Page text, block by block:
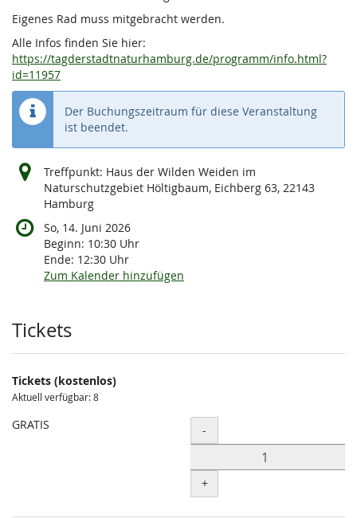
Eigenes Rad muss mitgebracht werden.
Alle Infos finden Sie hier:
https://tagderstadtnaturhamburg.de/programm/info.html?
id=11957
Der Buchungszeitraum für diese Veranstaltung
ist beendet.
Treffpunkt: Haus der Wilden Weiden im
Naturschutzgebiet Höltigbaum, Eichberg 63, 22143
Hamburg
So, 14. Juni 2026
Beginn: 10:30 Uhr
Ende: 12:30 Uhr
Zum Kalender hinzufügen
Produkte
Tickets
Tickets (kostenlos)
Aktuell verfügbar: 8
GRATIS Menge
-
+